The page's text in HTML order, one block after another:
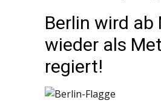
Berlin wird ab
wieder als
regiert!